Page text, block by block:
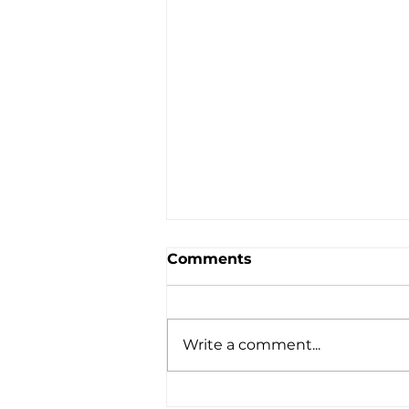
Comments
Write a comment...